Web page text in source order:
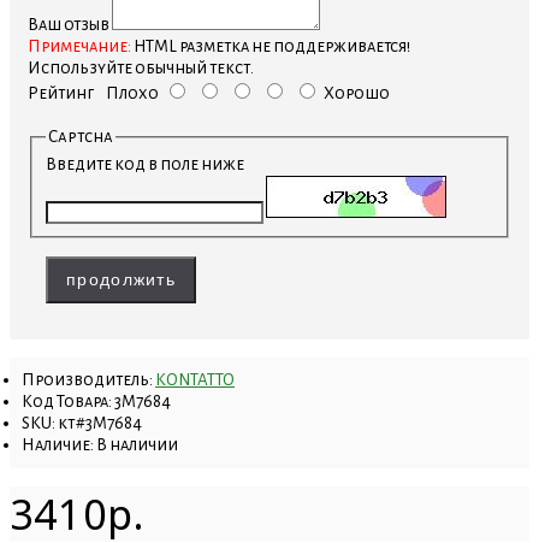
Ваш отзыв
Примечание: HTML разметка не поддерживается!
Используйте обычный текст.
Рейтинг Плохо Хорошо
Captcha
Введите код в поле ниже
продолжить
Производитель: KONTATTO
Код Товара: 3M7684
SKU: kt#3M7684
Наличие: В наличии
3410р.